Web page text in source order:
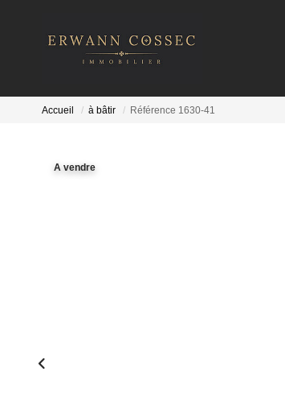
Accueil à bâtir Référence 1630-41
A vendre